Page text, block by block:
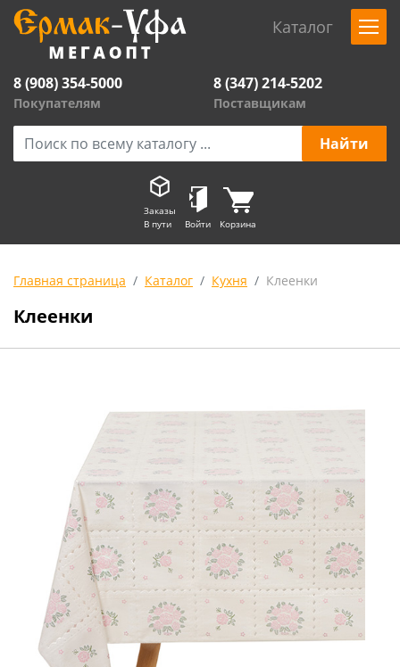
Каталог
8 (908) 354-5000
Покупателям
8 (347) 214-5202
Поставщикам
Заказы
В пути
Войти Корзина
Главная страница Каталог Кухня Клеенки
Клеенки